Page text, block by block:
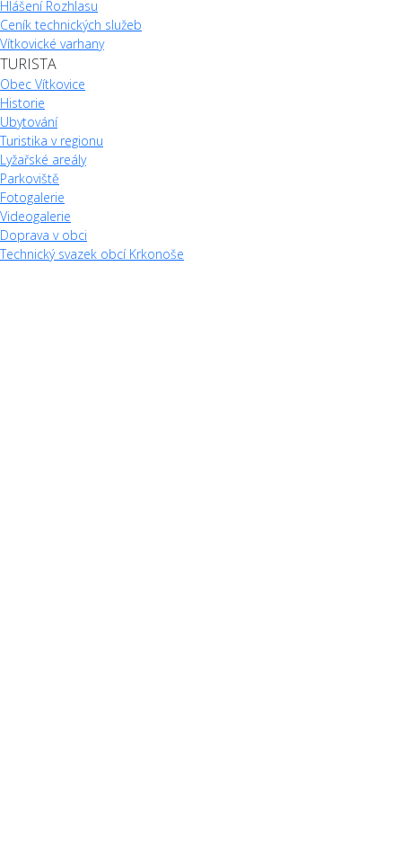
Hlášení Rozhlasu
Ceník technických služeb
Vítkovické varhany
TURISTA
Obec Vítkovice
Historie
Ubytování
Turistika v regionu
Lyžařské areály
Parkoviště
Fotogalerie
Videogalerie
Doprava v obci
Technický svazek obcí Krkonoše